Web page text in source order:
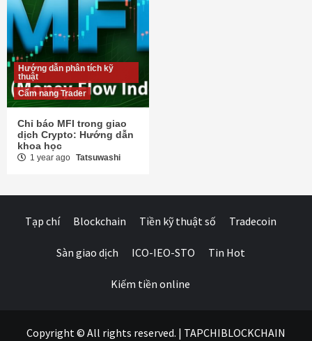
Hướng dẫn phân tích kỹ
thuật
Cẩm nang Trader
Chỉ báo MFI trong giao
dịch Crypto: Hướng dẫn
khoa học
1 year ago Tatsuwashi
Tạp chí Blockchain Tiền kỹ thuật số Tradecoin
Sàn giao dịch ICO-IEO-STO Tin Hot
Kiếm tiền online
Copyright © All rights reserved. | TAPCHIBLOCKCHAIN